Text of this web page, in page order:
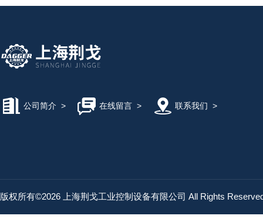
公司简介 > 在线留言> 联系我们 >
版权所有©2026 上海荆戈工业控制设备有限公司 All Rights